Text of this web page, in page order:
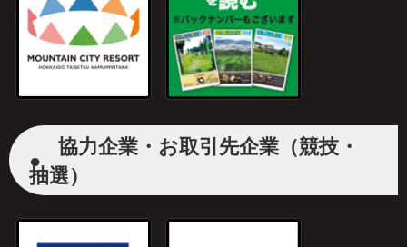
●
協力企業・お取引先企業（競技・
抽選）